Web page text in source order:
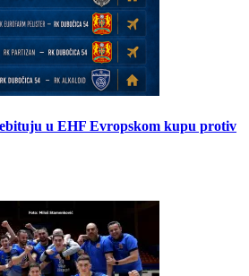
u EHF Evropskom kupu protiv